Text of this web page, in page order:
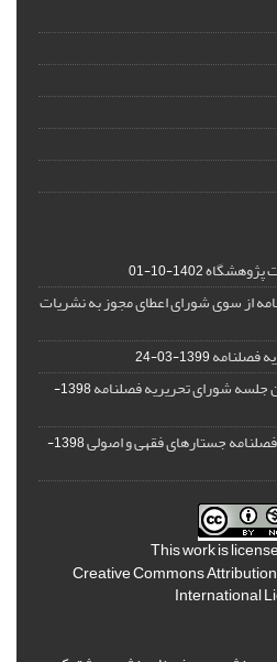
پژوهشگاه1402-10-01
از سوی شورای اعطای مجوز به نشریات
فصلنامه1399-03-24
جلسه شورای تحریریه فصلنامه
1398-
جستارهای فقهی و اصولی
1398-
This work is
Creative Commons
International